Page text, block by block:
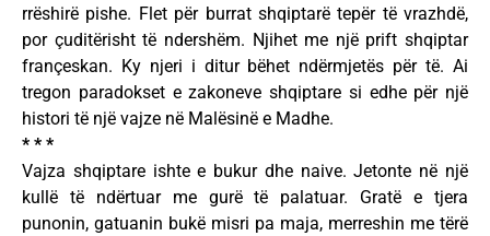
rrëshirë pishe. Flet për burrat shqiptarë tepër të vrazhdë,
por çuditërisht të ndershëm. Njihet me një prift shqiptar
françeskan. Ky njeri i ditur bëhet ndërmjetës për të. Ai
tregon paradokset e zakoneve shqiptare si edhe për një
histori të një vajze në Malësinë e Madhe.
* * *
Vajza shqiptare ishte e bukur dhe naive. Jetonte në një
kullë të ndërtuar me gurë të palatuar. Gratë e tjera
punonin, gatuanin bukë misri pa maja, merreshin me tërë